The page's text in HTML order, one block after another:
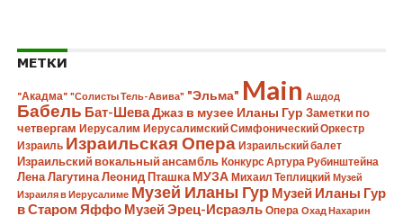
МЕТКИ
"Акадма" "Солисты Тель-Авива" "Эльма" Main Ашдод
Бабель Бат-ШеваДжаз в музее Иланы Гур Заметки по
четвергам Иерусалим Иерусалимский Симфонический Оркестр
Израиль Израильская Опера Израильский балет
Израильский вокальный ансамбль Конкурс Артура Рубинштейна
Лена Лагутина Леонид Пташка МУЗА Михаил Теплицкий Музей
Израиля в Иерусалиме Музей Иланы Гур Музей Иланы Гур
в Старом Яффо Музей Эрец-Исраэль Опера Охад Нахарин